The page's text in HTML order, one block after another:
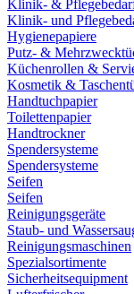
Klinik- &
Klinik- und
Hygienepapiere
Putz- &
Küchenrollen &
Kosmetik &
Handtuchpapier
Toilettenpapier
Handtrockner
Spendersysteme
Spendersysteme
Seifen
Seifen
Reinigungsgeräte
Staub- und
Reinigungsmaschinen
Spezialsortimente
Sicherheitsequipment